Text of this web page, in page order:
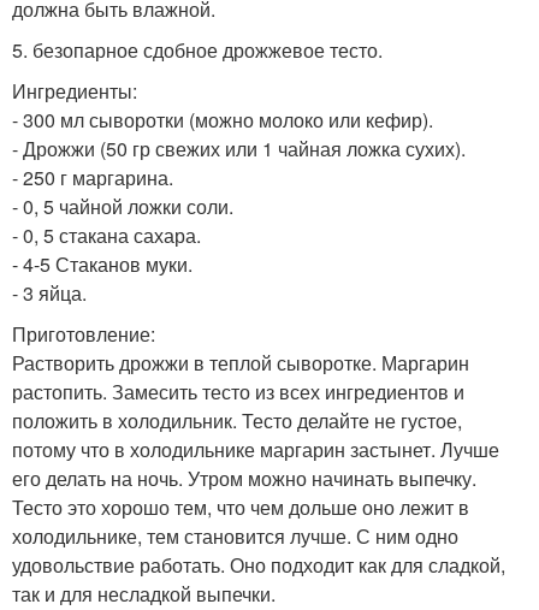
должна быть влажной.
5. безопарное сдобное дрожжевое тесто.
Ингредиенты:
- 300 мл сыворотки (можно молоко или кефир).
- Дрожжи (50 гр свежих или 1 чайная ложка сухих).
- 250 г маргарина.
- 0, 5 чайной ложки соли.
- 0, 5 стакана сахара.
- 4-5 Стаканов муки.
- 3 яйца.
Приготовление:
Растворить дрожжи в теплой сыворотке. Маргарин
растопить. Замесить тесто из всех ингредиентов и
положить в холодильник. Тесто делайте не густое,
потому что в холодильнике маргарин застынет. Лучше
его делать на ночь. Утром можно начинать выпечку.
Тесто это хорошо тем, что чем дольше оно лежит в
холодильнике, тем становится лучше. С ним одно
удовольствие работать. Оно подходит как для сладкой,
так и для несладкой выпечки.